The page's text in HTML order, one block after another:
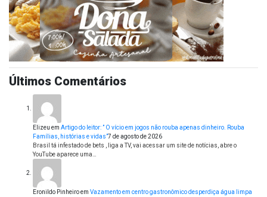
Últimos Comentários
Elizeu em Artigo do leitor: ” O vício em jogos não rouba apenas dinheiro. Rouba
Famílias, histórias e vidas”7 de agosto de 2026
Brasil tá infestado de bets , liga a TV, vai acessar um site de notícias, abre o
YouTube aparece uma…
Eronildo Pinheiroem Vazamento em centro gastronômico desperdiça água limpa